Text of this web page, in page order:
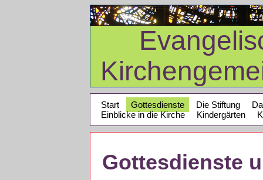
Start Gottesdienste Die Stiftung
Einblicke in die Kirche
Kindergärten
Gottesdienste